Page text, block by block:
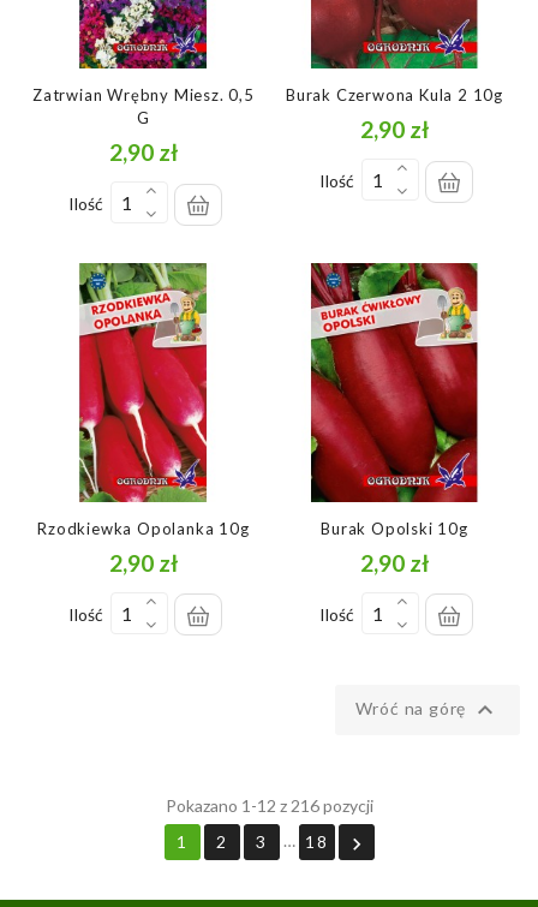
Zatrwian Wrębny Miesz. 0,5
G
2,90 złCena
Ilość
Burak Czerwona Kula 2 10g
2,90 złCena
Ilość
Rzodkiewka Opolanka 10g
2,90 złCena
Ilość
Burak Opolski 10g
2,90 złCena
Ilość
Wróć na górę 
Pokazano 1-12 z 216 pozycji
1
2 3 … 18 